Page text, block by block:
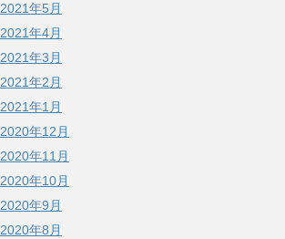
2021年5月
2021年4月
2021年3月
2021年2月
2021年1月
2020年12月
2020年11月
2020年10月
2020年9月
2020年8月